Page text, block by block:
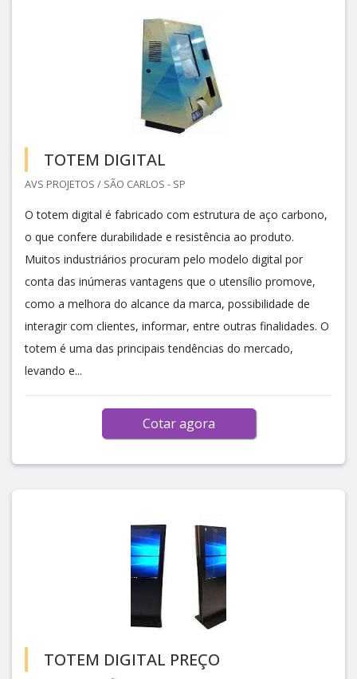
TOTEM DIGITAL
AVS PROJETOS / SÃO CARLOS - SP
O totem digital é fabricado com estrutura de aço carbono,
o que confere durabilidade e resistência ao produto.
Muitos industriários procuram pelo modelo digital por
conta das inúmeras vantagens que o utensílio promove,
como a melhora do alcance da marca, possibilidade de
interagir com clientes, informar, entre outras finalidades. O
totem é uma das principais tendências do mercado,
levando e...
Cotar agora
TOTEM DIGITAL PREÇO